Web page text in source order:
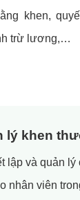
khen,
trừ lương,…
lý khen
lập và quản lý
nhân viên